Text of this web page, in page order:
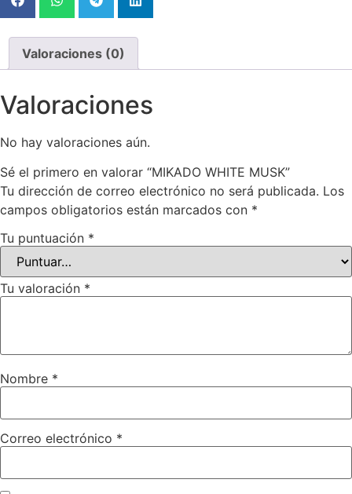
Valoraciones (0)
Valoraciones
No hay valoraciones aún.
Sé el primero en valorar “MIKADO WHITE MUSK”
Tu dirección de correo electrónico no será publicada. Los
campos obligatorios están marcados con *
Tu puntuación *
Tu valoración *
Nombre *
Correo electrónico *